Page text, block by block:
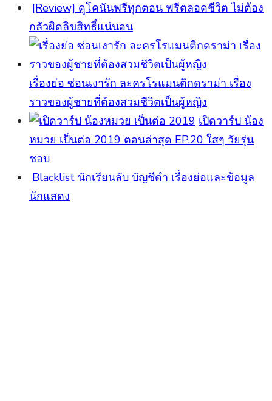
[Review] ดูโคนันฟรีทุกตอน ฟรีตลอดชีวิต ไม่ต้อง
กลัวผิดลิขสิทธิ์แน่นอน
เรื่องย่อ ซ่อนเงารัก ละครโรแมนติกดราม่า เรื่อง
ราวของผู้ชายที่ต้องสวมชีวิตเป็นผู้หญิง
เปิดวาร์ป น้อง
หมวย เป็นต่อ 2019 ตอนล่าสุด EP.20 ใสๆ วัยรุ่น
ชอบ
Blacklist นักเรียนลับ บัญชีดำ เรื่องย่อและข้อมูล
นักแสดง